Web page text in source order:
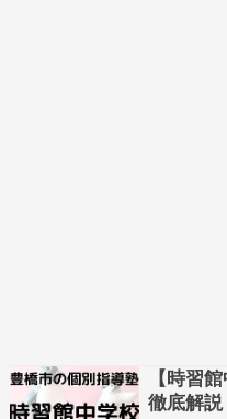
【時習
徹底解説